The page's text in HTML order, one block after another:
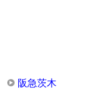
阪急茨木